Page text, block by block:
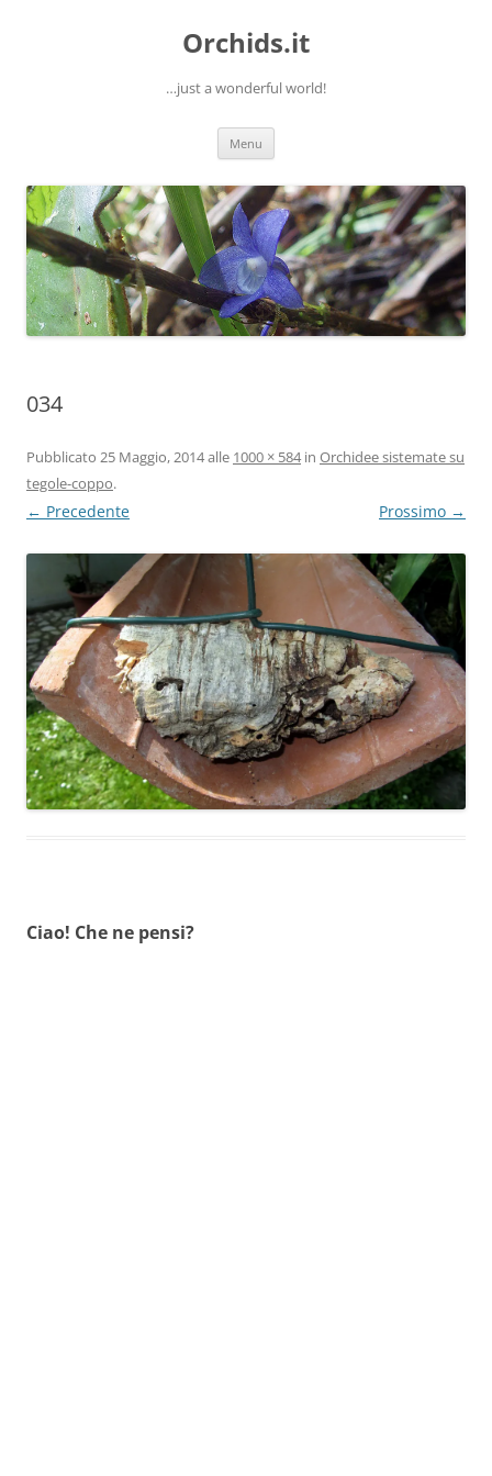
Orchids.it
…just a wonderful world!
Menu
034
Pubblicato 25 Maggio, 2014alle 1000 × 584in Orchidee sistemate su
tegole-coppo.
← Precedente Prossimo →
Ciao! Che ne pensi?